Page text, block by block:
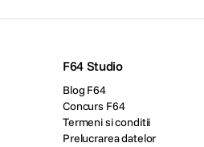
F64 Studio
Blog F64
Concurs F64
Termeni si conditii
Prelucrarea datelor